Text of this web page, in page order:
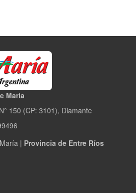
María
150 (CP: 3101), Diamante
| Provincia de Entre Ríos